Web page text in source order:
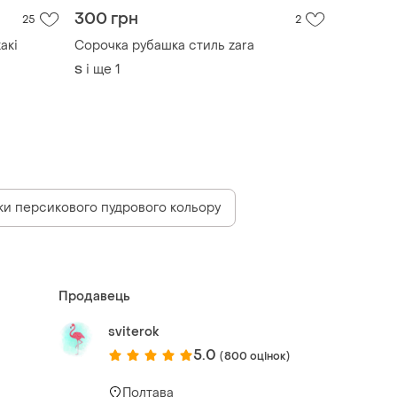
25 300 грн 2
Сорочка рубашка стиль zara
S і ще 1
персикового пудрового кольору
Продавець
sviterok
5.0 (800 оцінок)
Полтава